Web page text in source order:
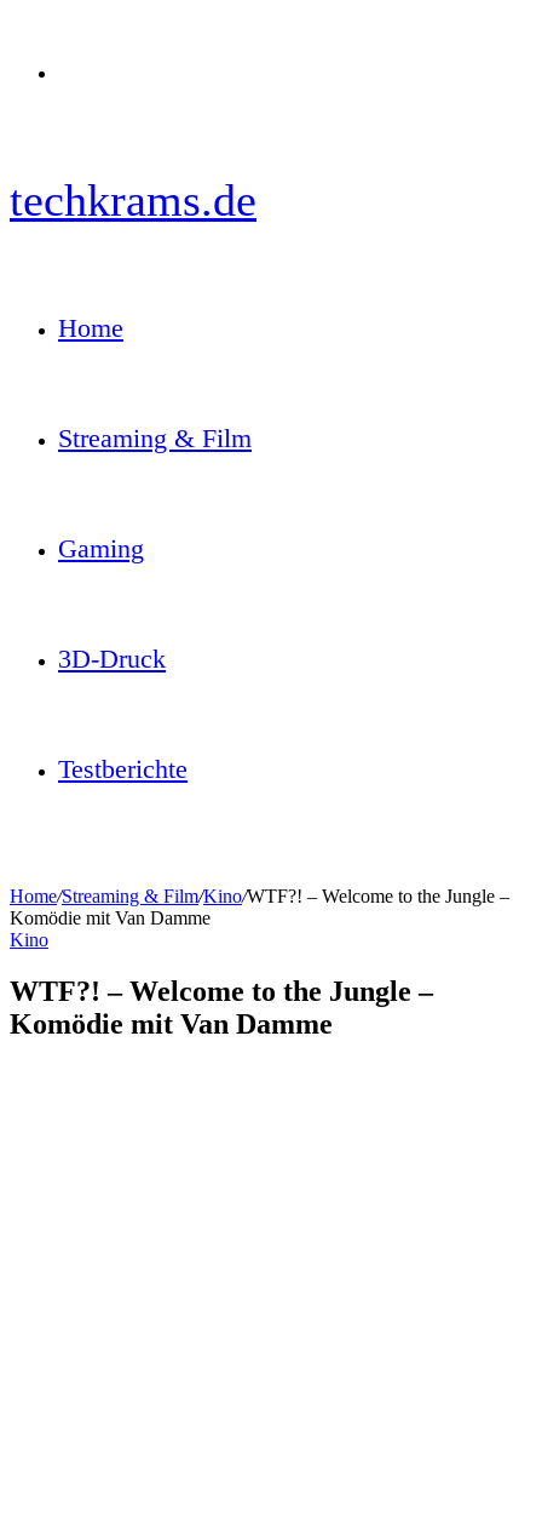
techkrams.de
Home
Streaming & Film
Gaming
3D-Druck
Testberichte
Home/Streaming & Film/Kino/WTF?! – Welcome to the Jungle –
Komödie mit Van Damme
Kino
WTF?! – Welcome to the Jungle –
Komödie mit Van Damme